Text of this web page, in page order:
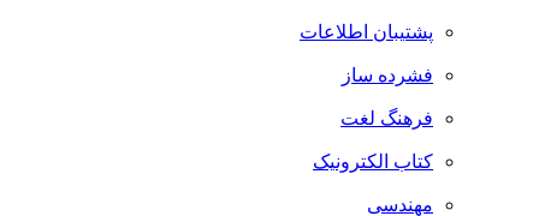
پشتیبان اطلاعات
فشرده ساز
فرهنگ لغت
کتاب الکترونیک
مهندسی